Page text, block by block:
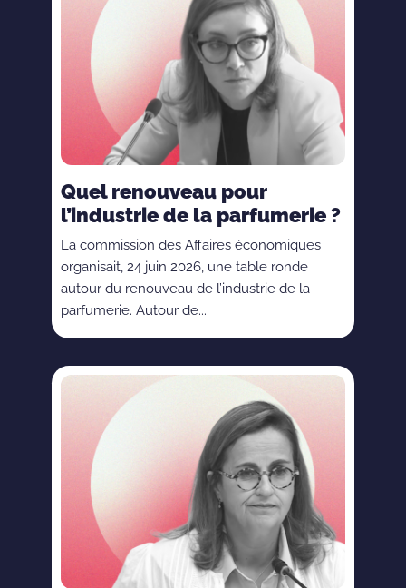
Quel renouveau pour
l’industrie de la parfumerie ?
La commission des Affaires économiques
organisait, 24 juin 2026, une table ronde
autour du renouveau de l’industrie de la
parfumerie. Autour de...